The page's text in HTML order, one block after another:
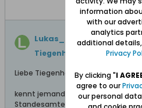
Lukas_L hat ein Thema
Tiegenhof
Liebe Tiegenhöfer und
kennt jemand die e-mail Adresse
Standesamtes ?
information
with our
analytics
additional
Privacy
By clicking "I
agree to our
our personal